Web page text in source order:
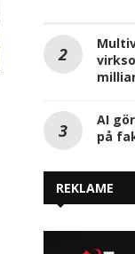
sendte
juni 2,
AI
på
REKLAME